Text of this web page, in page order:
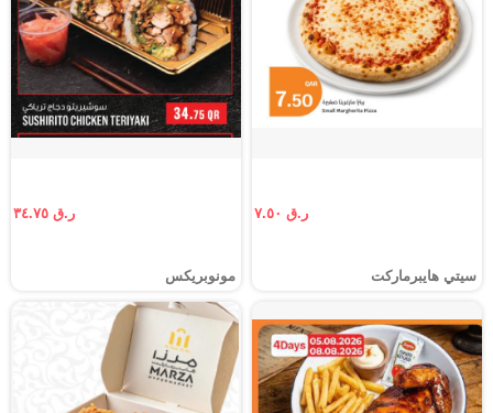
ر.ق ٧.٥٠
سيتي هايبرماركت
ر.ق ٣٤.٧٥
مونوبريكس